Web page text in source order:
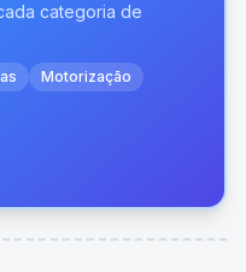
categoria de
Motorização